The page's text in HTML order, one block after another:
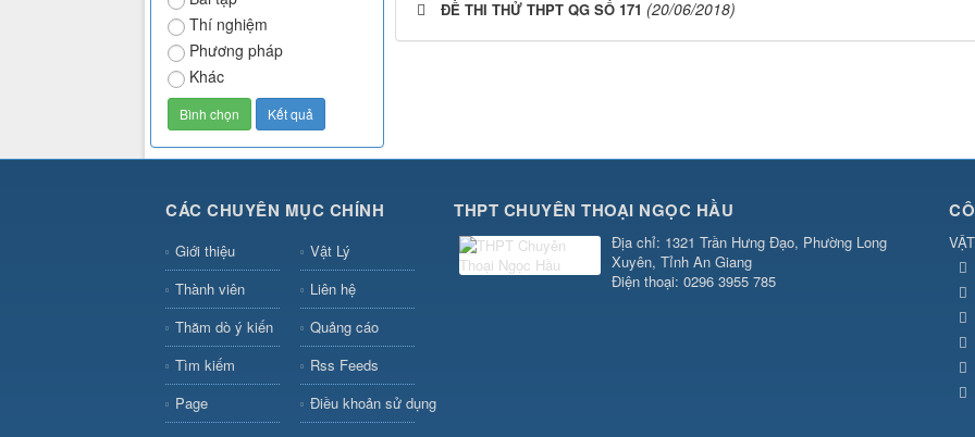
ĐỀ THI THỬ THPT QG SỐ 171 (20/06/2018)
Thí nghiệm
Phương pháp
Khác
CÁC CHUYÊN MỤC CHÍNH
Giới thiệu
Vật Lý
Thành viên
Liên hệ
Thăm dò ý kiến
Quảng cáo
Tìm kiếm
Rss Feeds
Page
Điều khoản sử dụng
THPT CHUYÊN THOẠI NGỌC HẦU
Địa chỉ: 1321 Trần Hưng Đạo, Phường Long
Xuyên, Tỉnh An Giang
Điện thoại: 0296 3955 785